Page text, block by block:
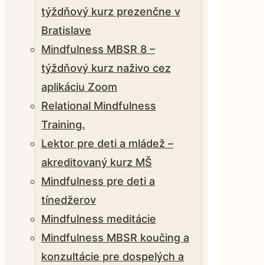
týždňový kurz prezenčne v
Bratislave
Mindfulness MBSR 8 –
týždňový kurz naživo cez
aplikáciu Zoom
Relational Mindfulness
Training.
Lektor pre deti a mládež –
akreditovaný kurz MŠ
Mindfulness pre deti a
tínedžerov
Mindfulness meditácie
Mindfulness MBSR koučing a
konzultácie pre dospelých a